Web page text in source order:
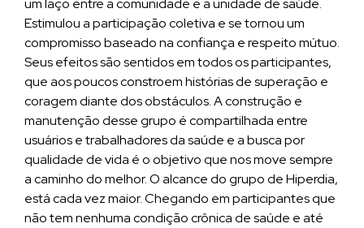
um laço entre a comunidade e a unidade de saúde.
Estimulou a participação coletiva e se tornou um
compromisso baseado na confiança e respeito mútuo.
Seus efeitos são sentidos em todos os participantes,
que aos poucos constroem histórias de superação e
coragem diante dos obstáculos. A construção e
manutenção desse grupo é compartilhada entre
usuários e trabalhadores da saúde e a busca por
qualidade de vida é o objetivo que nos move sempre
a caminho do melhor. O alcance do grupo de Hiperdia,
está cada vez maior. Chegando em participantes que
não tem nenhuma condição crônica de saúde e até